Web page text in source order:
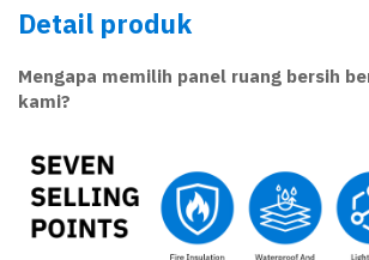
Detail produk
Mengapa memilih panel ruang bersih
kami?